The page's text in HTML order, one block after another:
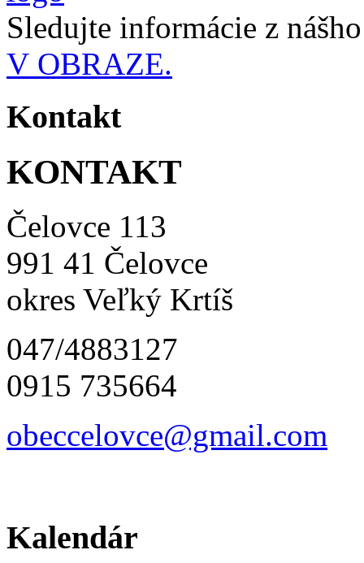
Sledujte informácie z
V OBRAZE.
Kontakt
KONTAKT
Čelovce 113
991 41 Čelovce
okres Veľký Krtíš
047/4883127
0915 735664
obeccelovce@gmail.com
Kalendár